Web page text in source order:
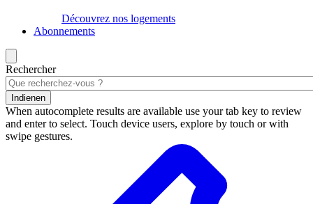
Découvrez nos logements
Abonnements
Rechercher
Indienen
When autocomplete results are available use your tab key to review
and enter to select. Touch device users, explore by touch or with
swipe gestures.